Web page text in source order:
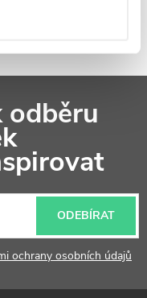
odběru
ochrany osobních údajů
ODEBÍRAT